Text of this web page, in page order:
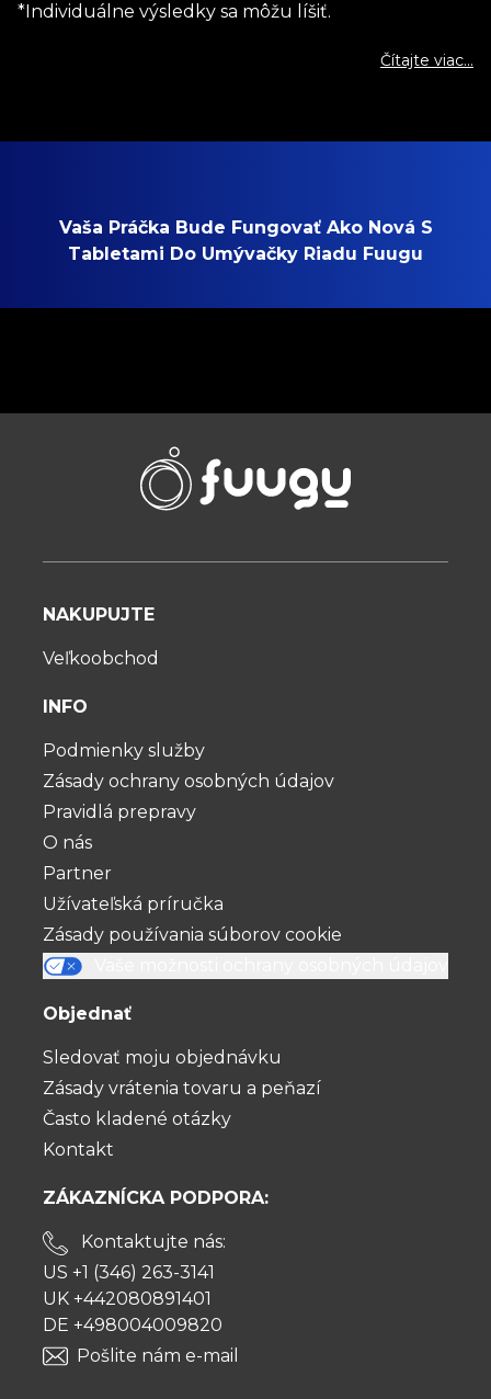
*Individuálne výsledky sa môžu líšiť.
Čítajte viac...
Vaša Práčka Bude Fungovať Ako Nová S
Tabletami Do Umývačky Riadu Fuugu
NAKUPUJTE
Veľkoobchod
INFO
Podmienky služby
Zásady ochrany osobných údajov
Pravidlá prepravy
O nás
Partner
Užívateľská príručka
Zásady používania súborov cookie
Objednať
Sledovať moju objednávku
Zásady vrátenia tovaru a peňazí
Často kladené otázky
Kontakt
ZÁKAZNÍCKA PODPORA:
Kontaktujte nás:
US +1 (346) 263-3141
UK +442080891401
DE +498004009820
Pošlite nám e-mail